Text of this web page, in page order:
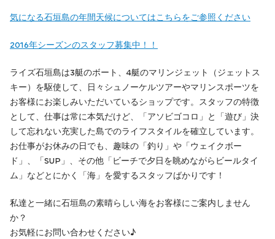
気になる石垣島の年間天候についてはこちらをご参照ください
2016年シーズンのスタッフ募集中！！
ライズ石垣島は3艇のボート、4艇のマリンジェット（ジェットス
キー）を駆使して、日々シュノーケルツアーやマリンスポーツを
お客様にお楽しみいただいているショップです。スタッフの特徴
として、仕事は常に本気だけど、「アソビゴコロ」と「遊び」決
して忘れない充実した島でのライフスタイルを確立しています。
お仕事がお休みの日でも、趣味の「釣り」や「ウェイクボー
ド」、「SUP」、その他「ビーチで夕日を眺めながらビールタイ
ム」などとにかく「海」を愛するスタッフばかりです！
私達と一緒に石垣島の素晴らしい海をお客様にご案内しません
か？
お気軽にお問い合わせください♪